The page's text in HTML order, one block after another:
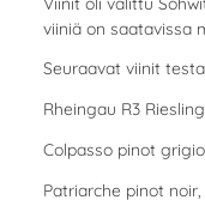
viiniä on saatavissa
Seuraavat viinit
Rheingau R3
Colpasso pinot
Patriarche pinot noir,